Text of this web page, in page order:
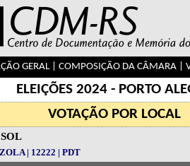
GERAL| COMPOSIÇÃO DA CÂMARA|
ELEIÇÕES 2024 - PORTO
VOTAÇÃO POR LOCAL
| 12222 | PDT